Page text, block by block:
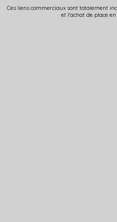
Ces liens commerciaux sont totalement
et l'achat de place